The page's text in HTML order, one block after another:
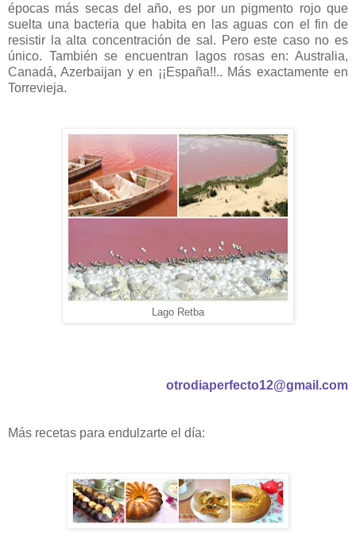
épocas más secas del año, es por un pigmento rojo que
suelta una bacteria que habita en las aguas con el fin de
resistir la alta concentración de sal. Pero este caso no es
único. También se encuentran lagos rosas en: Australia,
Canadá, Azerbaijan y en ¡¡España!!.. Más exactamente en
Torrevieja.
Lago Retba
otrodiaperfecto12@gmail.com
Más recetas para endulzarte el día: